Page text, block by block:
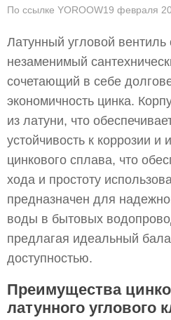
По ссылке YOROOW19 февраля
Латунный угловой вентиль
незаменимый
сочетающий в себе
экономичность цинка.
из латуни, что
устойчивость к коррозии и
цинкового сплава, что
хода и простоту
предназначен для
воды в бытовых
предлагая идеальный
доступностью.
Преимущества
латунного углового